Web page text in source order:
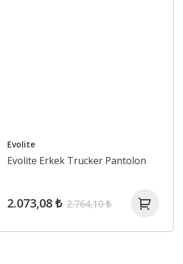
Evolite
Evolite Erkek Trucker Pantolon
2.073,08 ₺ 2.764,10 ₺